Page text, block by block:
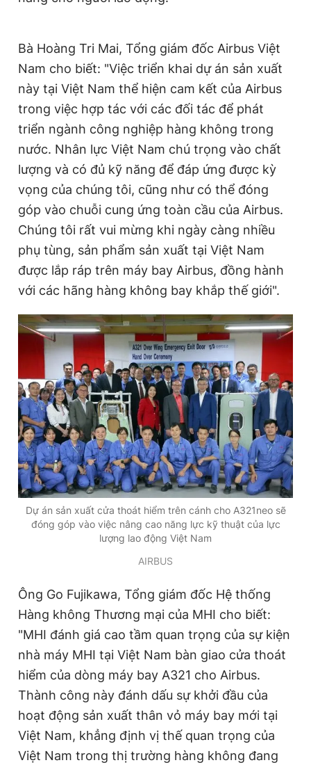
Bà Hoàng Tri Mai, Tổng giám đốc Airbus Việt
Nam cho biết: "Việc triển khai dự án sản xuất
này tại Việt Nam thể hiện cam kết của Airbus
trong việc hợp tác với các đối tác để phát
triển ngành công nghiệp hàng không trong
nước. Nhân lực Việt Nam chú trọng vào chất
lượng và có đủ kỹ năng để đáp ứng được kỳ
vọng của chúng tôi, cũng như có thể đóng
góp vào chuỗi cung ứng toàn cầu của Airbus.
Chúng tôi rất vui mừng khi ngày càng nhiều
phụ tùng, sản phẩm sản xuất tại Việt Nam
được lắp ráp trên máy bay Airbus, đồng hành
với các hãng hàng không bay khắp thế giới".
Dự án sản xuất cửa thoát hiểm trên cánh cho A321neo sẽ
đóng góp vào việc nâng cao năng lực kỹ thuật của lực
lượng lao động Việt Nam
AIRBUS
Ông Go Fujikawa, Tổng giám đốc Hệ thống
Hàng không Thương mại của MHI cho biết:
"MHI đánh giá cao tầm quan trọng của sự kiện
nhà máy MHI tại Việt Nam bàn giao cửa thoát
hiểm của dòng máy bay A321 cho Airbus.
Thành công này đánh dấu sự khởi đầu của
hoạt động sản xuất thân vỏ máy bay mới tại
Việt Nam, khẳng định vị thế quan trọng của
Việt Nam trong thị trường hàng không đang